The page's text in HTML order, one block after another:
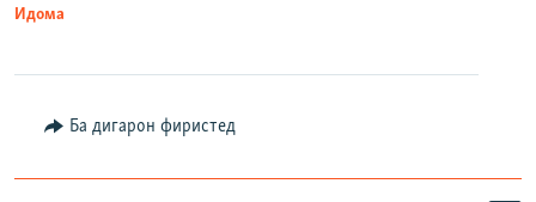
Идома
Ба дигарон фиристед